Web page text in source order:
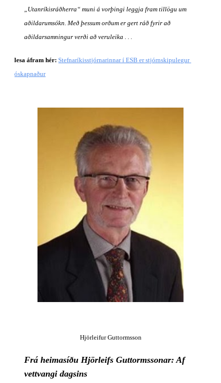
„Utanríkisráðherra“ muni á vorþingi leggja fram tillögu um
aðildarumsókn. Með þessum orðum er gert ráð fyrir að
aðildarsamningur verði að veruleika . . .
lesa áfram hér: Stefnaríkisstjórnarinnar í ESB er stjórnskipulegur
óskapnaður
Hjörleifur Guttormsson
Frá heimasíðu Hjörleifs Guttormssonar: Af
vettvangi dagsins